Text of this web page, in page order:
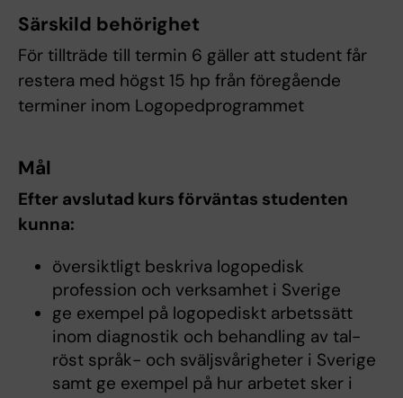
Särskild behörighet
För tillträde till termin 6 gäller att student får
restera med högst 15 hp från föregående
terminer inom Logopedprogrammet
Mål
Efter avslutad kurs förväntas studenten
kunna:
översiktligt beskriva logopedisk
profession och verksamhet i Sverige
ge exempel på logopediskt arbetssätt
inom diagnostik och behandling av tal-
röst språk- och sväljsvårigheter i Sverige
samt ge exempel på hur arbetet sker i